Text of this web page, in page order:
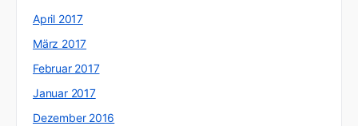
April 2017
März 2017
Februar 2017
Januar 2017
Dezember 2016